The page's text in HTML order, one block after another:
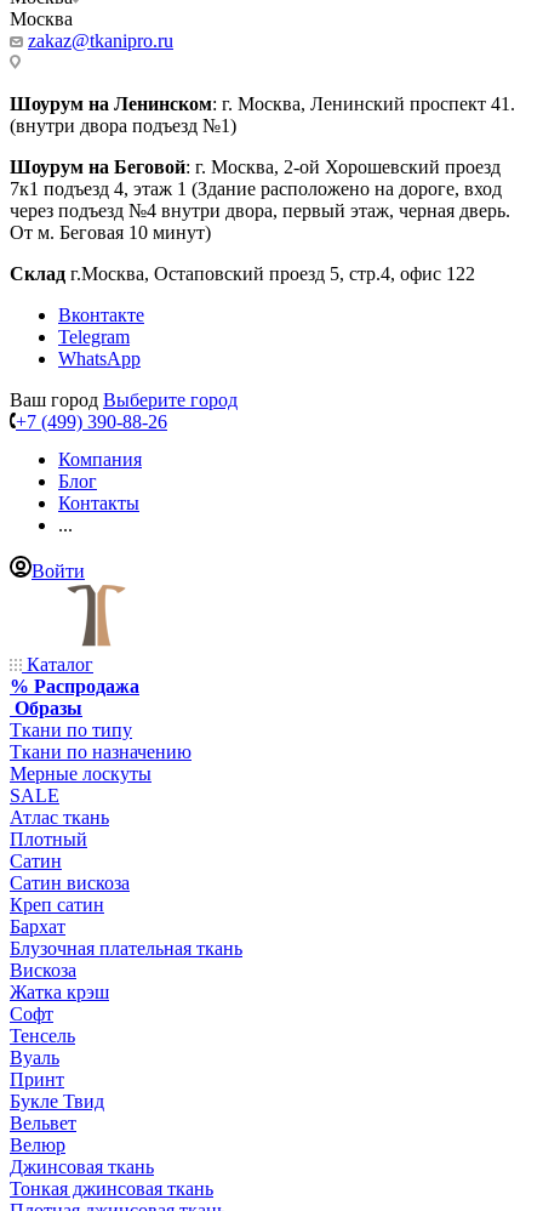
Москва
zakaz@tkanipro.ru
Шоурум на Ленинском: г. Москва, Ленинский проспект 41.
(внутри двора подъезд №1)
Шоурум на Беговой: г. Москва, 2-ой Хорошевский проезд
7к1 подъезд 4, этаж 1 (Здание расположено на дороге, вход
через подъезд №4 внутри двора, первый этаж, черная дверь.
От м. Беговая 10 минут)
Склад г.Москва, Остаповский проезд 5, стр.4, офис 122
Вконтакте
Telegram
WhatsApp
Ваш город Выберите город
+7 (499) 390-88-26
Компания
Блог
Контакты
...
Войти
Каталог
% Распродажа
Образы
Ткани по типу
Ткани по назначению
Мерные лоскуты
SALE
Атлас ткань
Плотный
Сатин
Сатин вискоза
Креп сатин
Бархат
Блузочная плательная ткань
Вискоза
Жатка крэш
Софт
Тенсель
Вуаль
Принт
Букле Твид
Вельвет
Велюр
Джинсовая ткань
Тонкая джинсовая ткань